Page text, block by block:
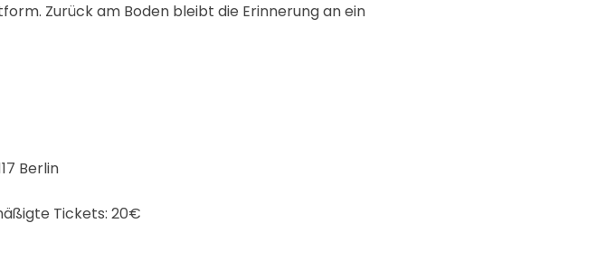
Zurück am Boden bleibt die Erinnerung an ein
Berlin
Tickets: 20€